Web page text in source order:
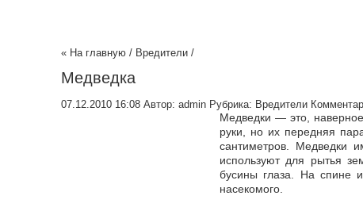
« На главную / Вредители /
Медведка
07.12.2010 16:08 Автор: admin Рубрика: Вредители
Медведки ― это,
руки, но их передняя
сантиметров. Медведки
используют для рытья
бусины глаза. На спине
насекомого.